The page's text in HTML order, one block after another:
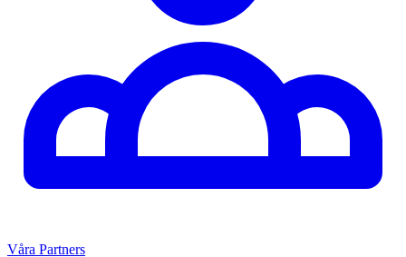
Våra Partners